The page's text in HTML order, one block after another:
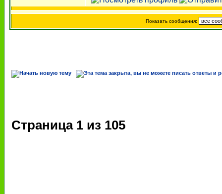
Показать сообщения:
Страница 1 из 105